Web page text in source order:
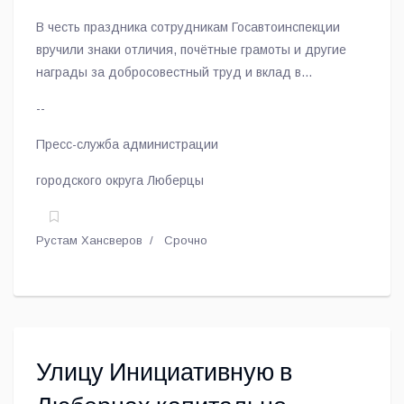
В честь праздника сотрудникам Госавтоинспекции
вручили знаки отличия, почётные грамоты и другие
награды за добросовестный труд и вклад в
--
Пресс-служба администрации
городского округа Люберцы
Рустам Хансверов Срочно
Улицу Инициативную в